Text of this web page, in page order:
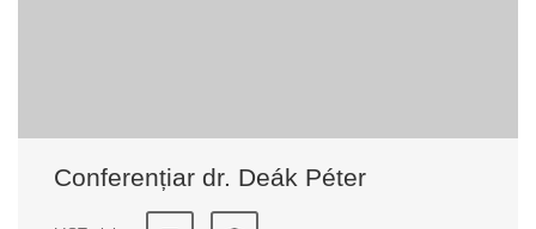
Conferențiar dr. Deák Péter